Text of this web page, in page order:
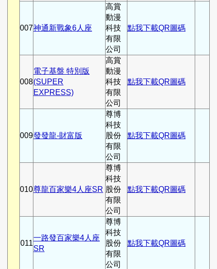
007神通新戰象6人座
高賞
動漫
科技
有限
公司
點我下載QR圖碼
008
電子基盤 特別版
(SUPER
EXPRESS)
高賞
動漫
科技
有限
公司
點我下載QR圖碼
009發發龍-財富版
尊博
科技
股份
有限
公司
點我下載QR圖碼
010尊龍百家樂4人座SR
尊博
科技
股份
有限
公司
點我下載QR圖碼
011
一路發百家樂4人座
SR
尊博
科技
股份
有限
公司
點我下載QR圖碼